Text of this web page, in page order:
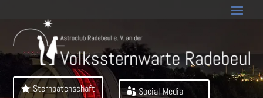
Sternpatenschaft Social Media